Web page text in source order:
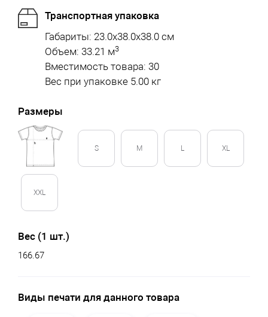
Транспортная упаковка
Габариты: 23.0x38.0x38.0 см
Объем: 33.21 м3
Вместимость товара: 30
Вес при упаковке 5.00 кг
Размеры
S M L XL
XXL
Вес (1 шт.)
166.67
Виды печати для данного товара